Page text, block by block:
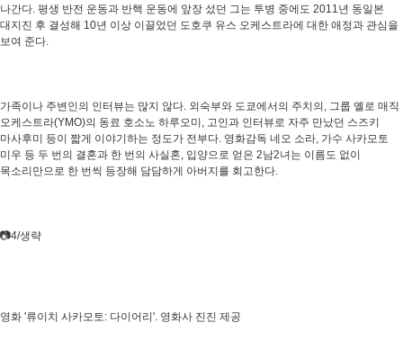
나간다. 평생 반전 운동과 반핵 운동에 앞장 섰던 그는 투병 중에도 2011년 동일본
대지진 후 결성해 10년 이상 이끌었던 도호쿠 유스 오케스트라에 대한 애정과 관심을
보여 준다.
가족이나 주변인의 인터뷰는 많지 않다. 외숙부와 도쿄에서의 주치의, 그룹 옐로 매직
오케스트라(YMO)의 동료 호소노 하루오미, 고인과 인터뷰로 자주 만났던 스즈키
마사후미 등이 짧게 이야기하는 정도가 전부다. 영화감독 네오 소라, 가수 사카모토
미우 등 두 번의 결혼과 한 번의 사실혼, 입양으로 얻은 2남2녀는 이름도 없이
목소리만으로 한 번씩 등장해 담담하게 아버지를 회고한다.
📷4/생략
영화 '류이치 사카모토: 다이어리'. 영화사 진진 제공